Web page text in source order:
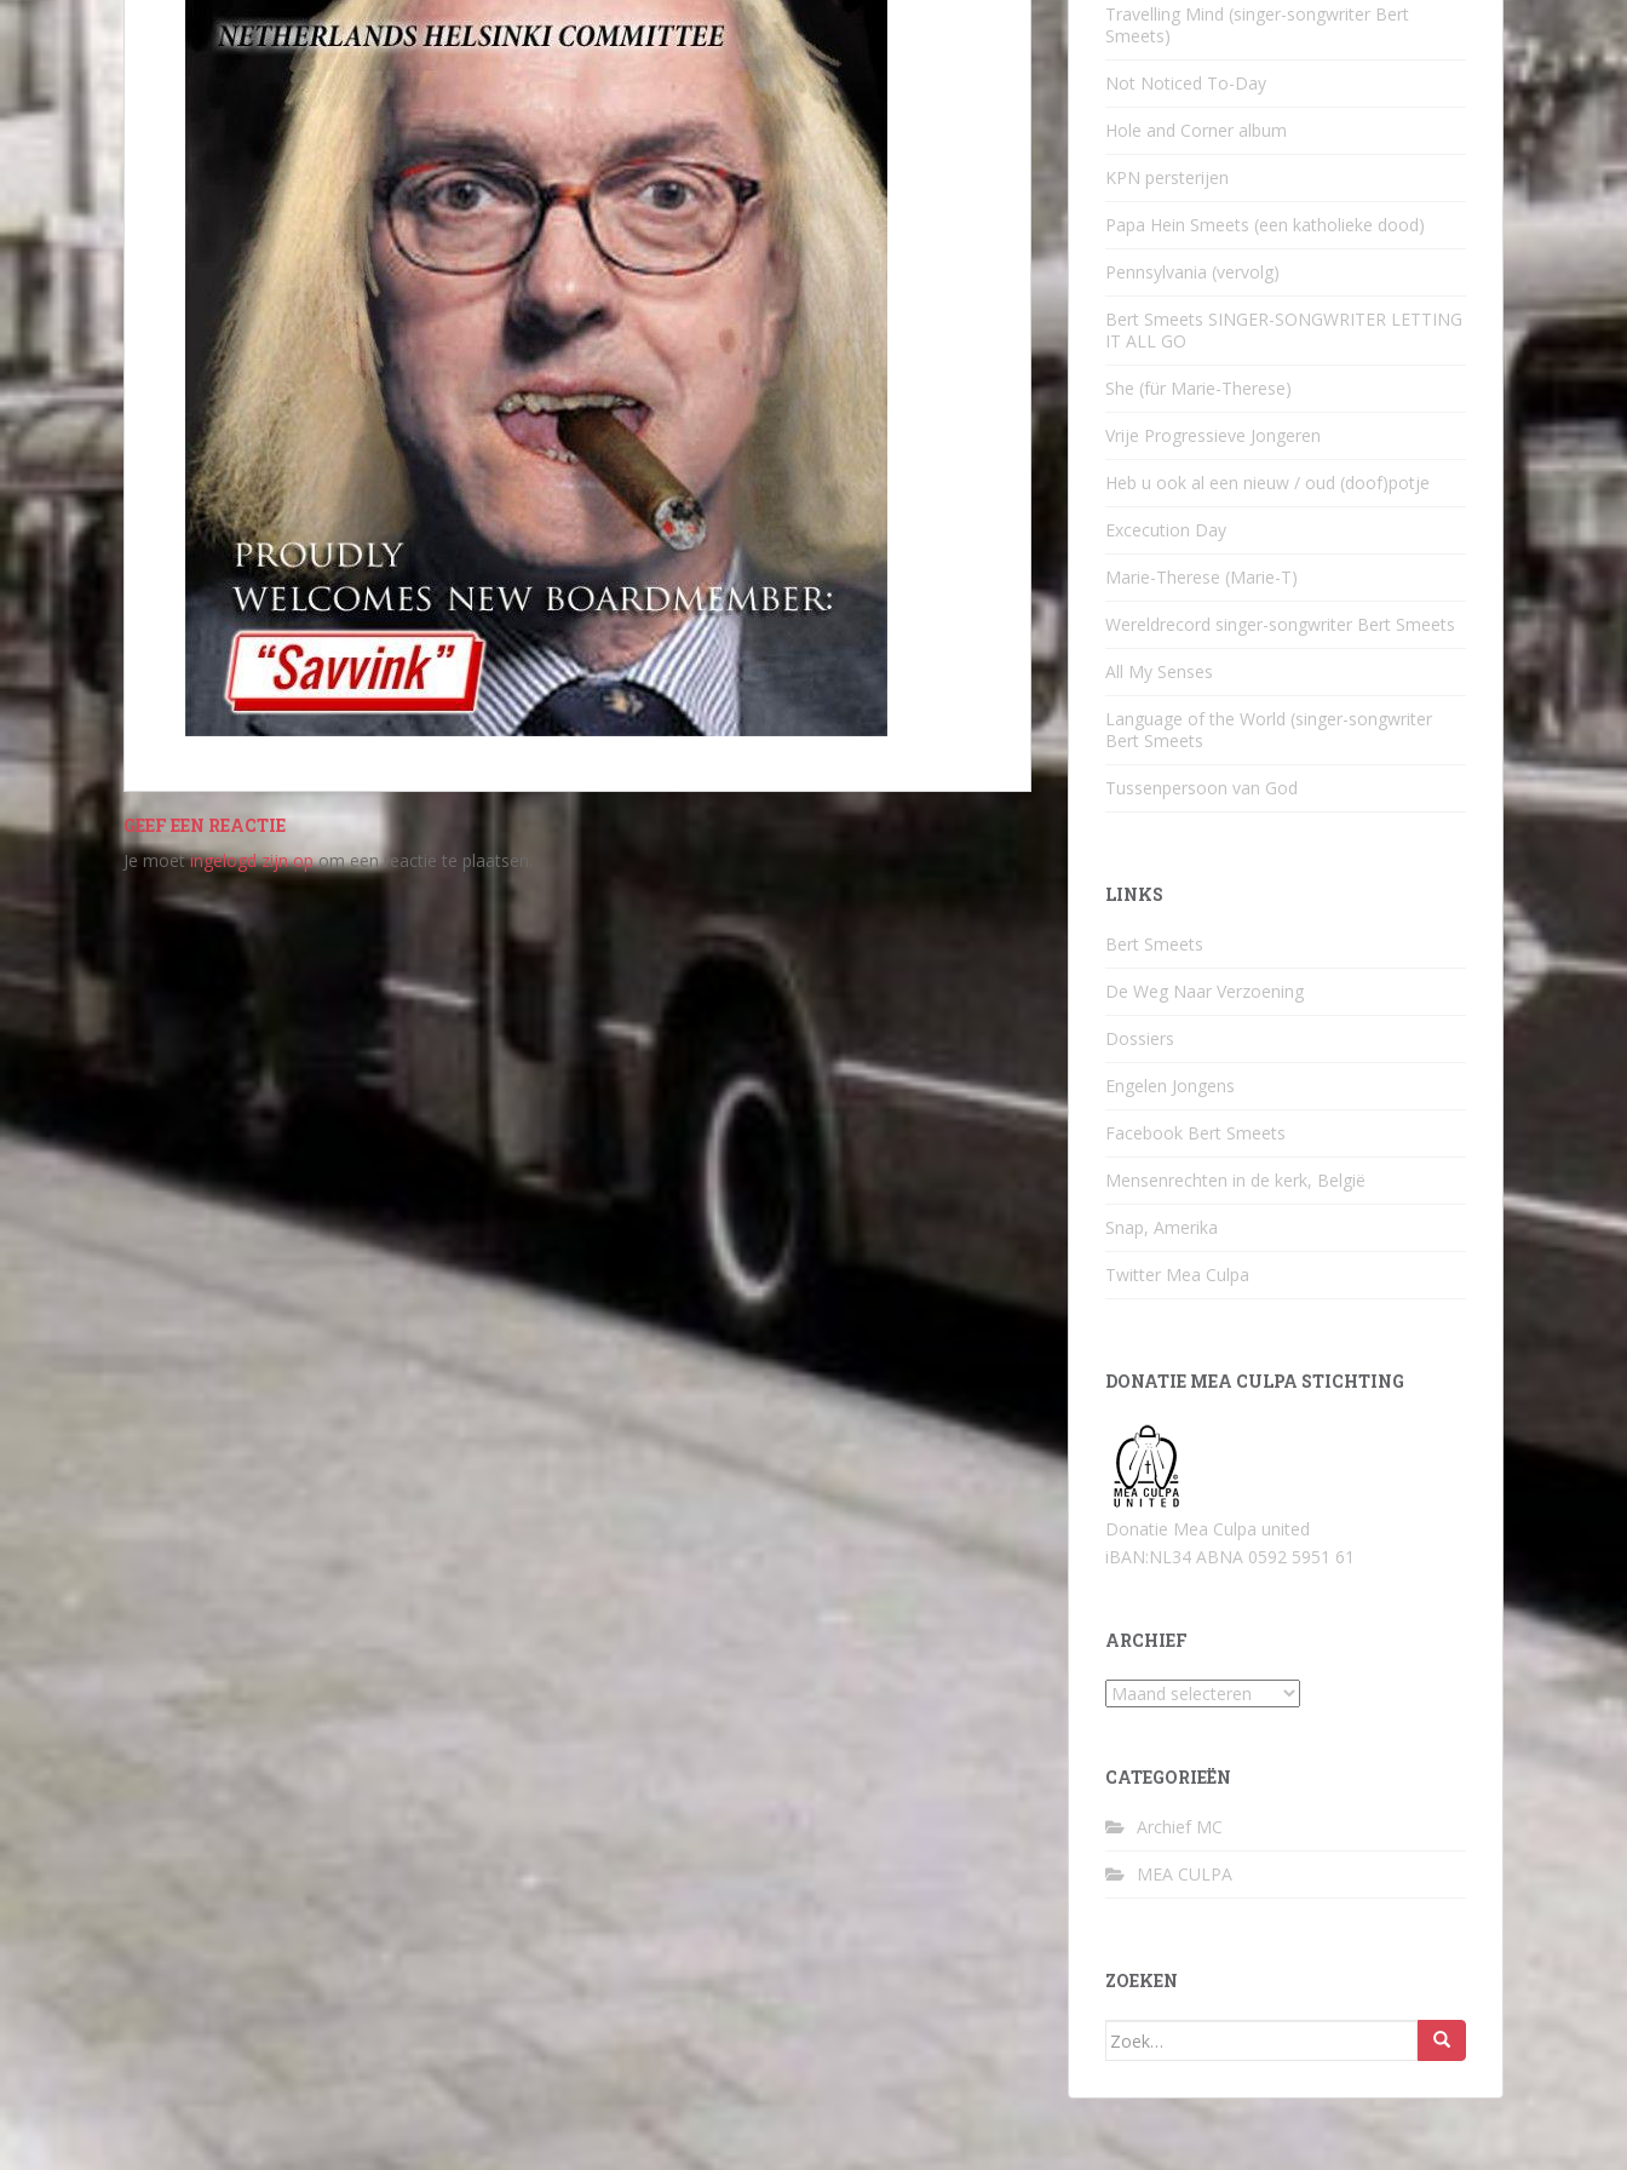
GEEF EEN REACTIE
Je moetingelogd zijn opom een reactie te plaatsen.
Travelling Mind (singer-songwriter Bert
Smeets)
Not Noticed To-Day
Hole and Corner album
KPN persterijen
Papa Hein Smeets (een katholieke dood)
Pennsylvania (vervolg)
Bert Smeets SINGER-SONGWRITER LETTING
IT ALL GO
She (für Marie-Therese)
Vrije Progressieve Jongeren
Heb u ook al een nieuw / oud (doof)potje
Excecution Day
Marie-Therese (Marie-T)
Wereldrecord singer-songwriter Bert Smeets
All My Senses
Language of the World (singer-songwriter
Bert Smeets
Tussenpersoon van God
LINKS
Bert Smeets
De Weg Naar Verzoening
Dossiers
Engelen Jongens
Facebook Bert Smeets
Mensenrechten in de kerk, België
Snap, Amerika
Twitter Mea Culpa
DONATIE MEA CULPA STICHTING
Donatie Mea Culpa united
iBAN:NL34 ABNA 0592 5951 61
ARCHIEF
Archief
CATEGORIEËN
Archief MC
MEA CULPA
ZOEKEN
Zoek